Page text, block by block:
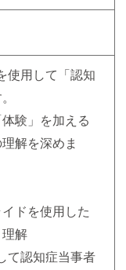
使用して「認知
験」を加える
解を深めま
ドを使用した
解
認知症当事者